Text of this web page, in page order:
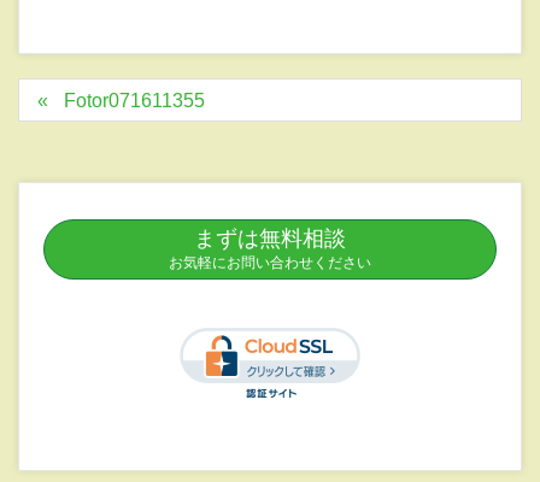
Fotor071611355
まずは無料相談
お気軽にお問い合わせください